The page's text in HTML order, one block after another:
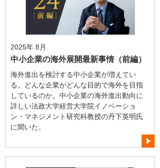
2025年 8月
中小企業の海外展開最新事情（前編）
海外進出を検討する中小企業が増えてい
る。どんな企業がどんな目的で海外を目指
しているのか。中小企業の海外進出動向に
詳しい法政大学経営大学院イノベーショ
ン・マネジメント研究科教授の丹下英明氏
に聞いた。